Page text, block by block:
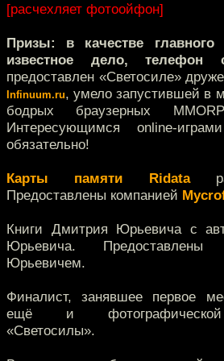
[расчехляет фотоойфон]
Призы: в качестве главного
известное дело, телефон
предоставлен «Светосиле»
Infinuum.ru, умело запустившей в
бодрых браузерных
Интересующимся online-
обязательно!
Карты памяти Ridata
Предоставлены компанией
Книги Дмитрия Юрьевича с
Юрьевича.
Юрьевичем.
Финалист, занявшее первое
ещё и фотографической
«Светосилы».